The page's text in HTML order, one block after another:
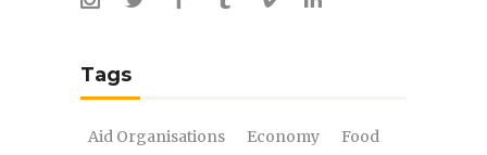
Tags
Aid Organisations Economy Food